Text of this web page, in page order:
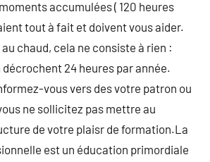
accumulées ( 120 heures
tout à fait et doivent vous aider.
chaud, cela ne consiste à rien :
24 heures par année.
vous vers des votre patron ou
ne sollicitez pas mettre au
de votre plaisr de formation.La
est un éducation primordiale